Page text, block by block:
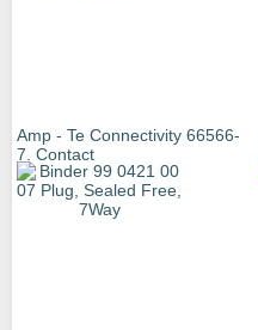
Amp - Te Connectivity 66566-
7. Contact